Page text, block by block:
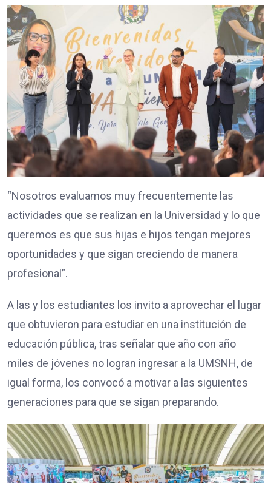
“Nosotros evaluamos muy frecuentemente las
actividades que se realizan en la Universidad y lo que
queremos es que sus hijas e hijos tengan mejores
oportunidades y que sigan creciendo de manera
profesional”.
A las y los estudiantes los invito a aprovechar el lugar
que obtuvieron para estudiar en una institución de
educación pública, tras señalar que año con año
miles de jóvenes no logran ingresar a la UMSNH, de
igual forma, los convocó a motivar a las siguientes
generaciones para que se sigan preparando.